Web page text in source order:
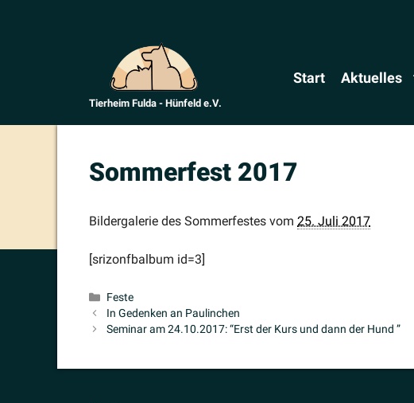
Tierheim Fulda - Hünfeld e.V.
Start Aktuelles
Sommerfest 2017
Bilder­ga­lerie des Sommer­festes vom 25. Juli 2017
[srizon­fb­album id=3]
Kategorien
Feste
In Gedenken an Paulinchen
Seminar am 24.10.2017: “Erst der Kurs und dann der Hund ”